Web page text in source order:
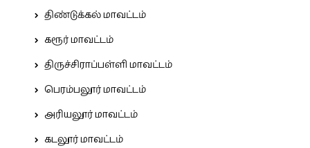
திண்டுக்கல் மாவட்டம்
கரூர் மாவட்டம்
திருச்சிராப்பள்ளி மாவட்டம்
பெரம்பலூர் மாவட்டம்
அரியலூர் மாவட்டம்
கடலூர் மாவட்டம்